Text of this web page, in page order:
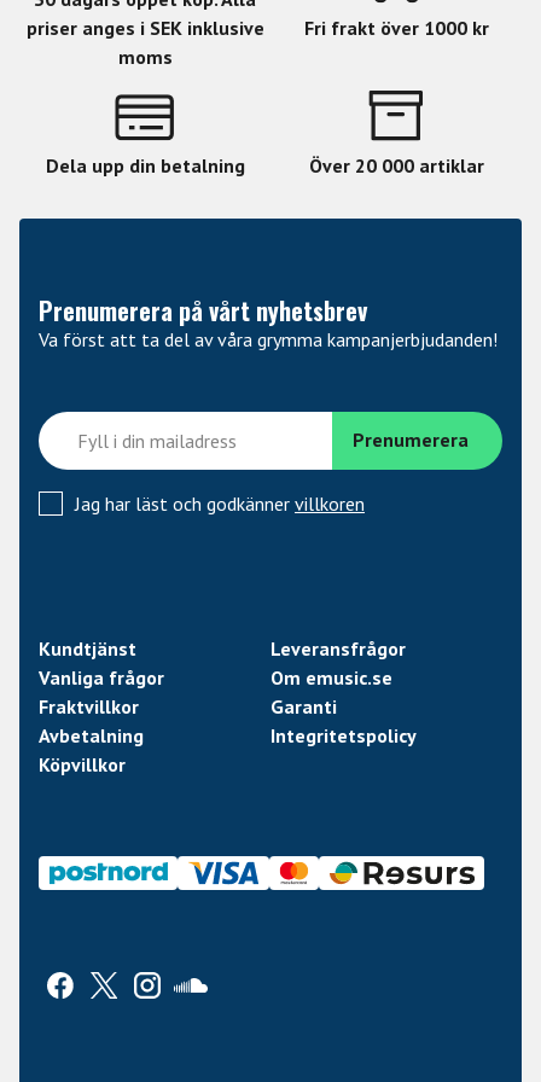
priser anges i SEK inklusive
moms
Fri frakt över 1000 kr
Dela upp din betalning Över 20 000 artiklar
Prenumerera på vårt nyhetsbrev
Va först att ta del av våra grymma kampanjerbjudanden!
Jag har läst och godkänner villkoren
Kundtjänst
Leveransfrågor
Vanliga frågor
Om emusic.se
Fraktvillkor
Garanti
Avbetalning
Integritetspolicy
Köpvillkor